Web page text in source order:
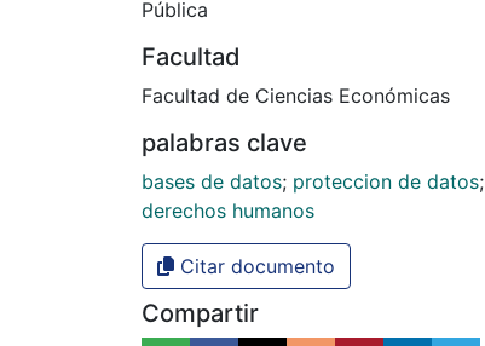
Pública
Facultad
Facultad de Ciencias Económicas
palabras clave
bases de datos; proteccion de datos;
derechos humanos
Citar documento
Compartir